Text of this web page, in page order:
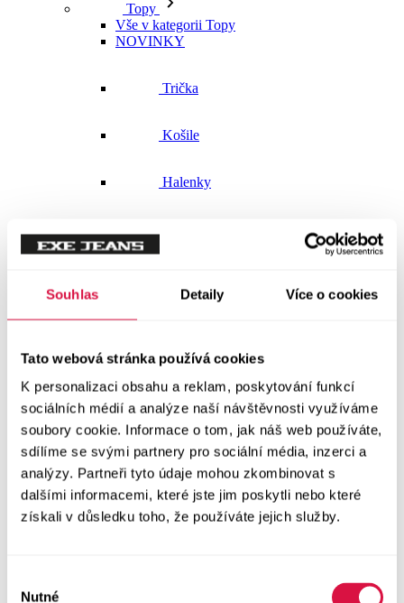
Souhlas Detaily Více o cookies
Tato webová stránka používá cookies
K personalizaci obsahu a reklam, poskytování funkcí
sociálních médií a analýze naší návštěvnosti využíváme
soubory cookie. Informace o tom, jak náš web používáte,
sdílíme se svými partnery pro sociální média, inzerci a
analýzy. Partneři tyto údaje mohou zkombinovat s
dalšími informacemi, které jste jim poskytli nebo které
získali v důsledku toho, že používáte jejich služby.
Nutné
Topy
Vše v kategorii Topy
NOVINKY
Trička
Košile
Halenky
Vše v kategorii Svetry a mikiny
Mikiny
Svetry
Šaty a sukně
Vše v kategorii Šaty a sukně
NOVINKY
Letní šaty